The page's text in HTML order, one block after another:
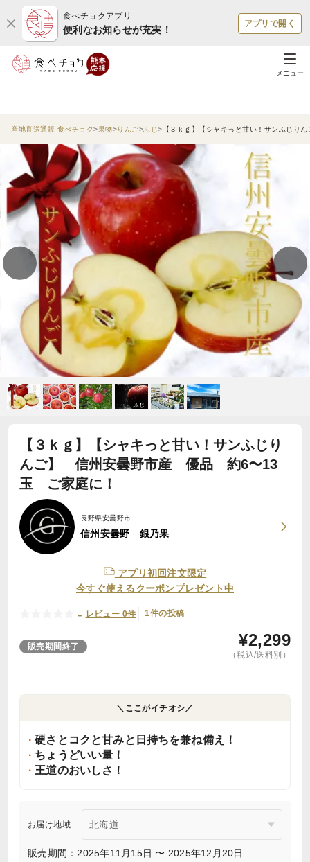
食べチョクアプリ
便利なお知らせが充実！
アプリで開く
メニュー
産地直送通販 食べチョク 果物 りんご ふじ 【３ｋｇ】【シャキっと甘い！サンふじ
【３ｋｇ】【シャキっと甘い！サンふじり
んご】 信州安曇野市産 優品 約6〜13
玉 ご家庭に！
長野県安曇野市
信州安曇野 銀乃果
アプリ初回注文限定
今すぐ使えるクーポンプレゼント中
- レビュー 0件 1件の投稿
販売期間終了 ¥2,299
（税込/送料別）
＼ここがイチオシ／
硬さとコクと甘みと日持ちを兼ね備え！
ちょうどいい量！
王道のおいしさ！
お届け地域
販売期間：2025年11月15日 〜 2025年12月20日